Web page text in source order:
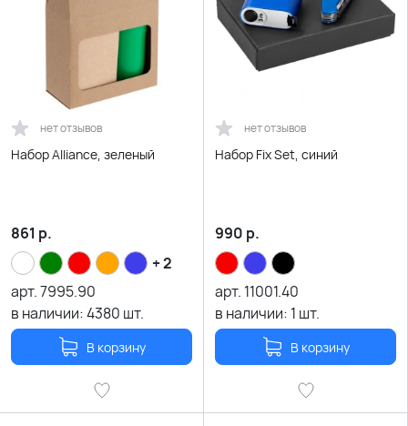
нет отзывов
Набор Alliance, зеленый
861 р.
+ 2
арт.7995.90
в наличии:4380 шт.
В корзину
нет отзывов
Набор Fix Set, синий
990 р.
арт. 11001.40
в наличии: 1 шт.
В корзину